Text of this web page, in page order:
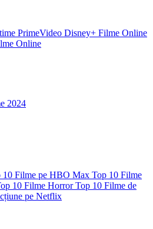
PrimeVideo Disney+ Filme Online
Online
2024
10 Filme pe HBO Max Top 10 Filme
10 Filme Horror Top 10 Filme de
pe Netflix